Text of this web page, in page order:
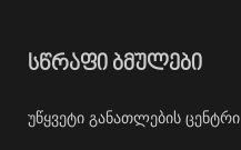
ᲡᲬᲠᲐᲤᲘ ᲑᲛᲣᲚᲔᲑᲘ
უწყვეტი განათლების ცენტრი